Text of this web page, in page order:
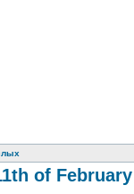
of February